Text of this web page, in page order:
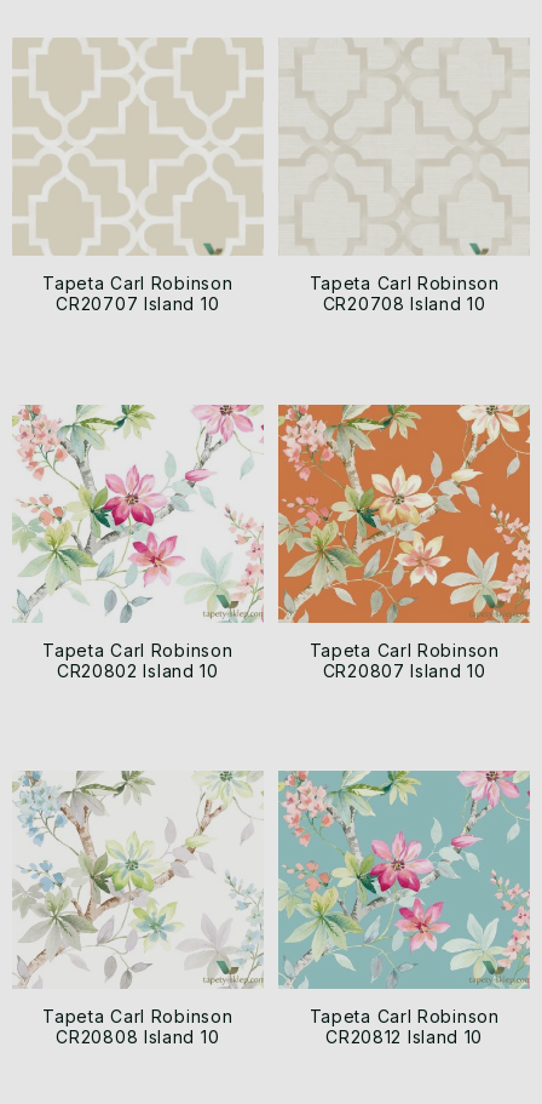
Tapeta Carl Robinson
CR20707 Island 10
Tapeta Carl Robinson
CR20708 Island 10
Tapeta Carl Robinson
CR20802 Island 10
Tapeta Carl Robinson
CR20807 Island 10
Tapeta Carl Robinson
CR20808 Island 10
Tapeta Carl Robinson
CR20812 Island 10